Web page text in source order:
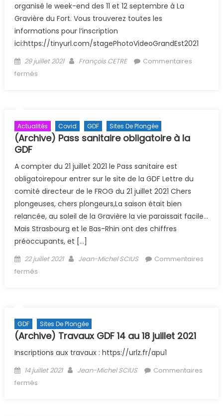
organisé le week-end des 11 et 12 septembre à La
Gravière du Fort. Vous trouverez toutes les
informations pour l’inscription
ici:https://tinyurl.com/stagePhotoVideoGrandEst2021
Posted on
29 juillet 2021 Author
François CETRE
Commentaires
fermés
Actualités Covid GDF Sites De Plongée
(Archive) Pass sanitaire obligatoire à la
GDF
A compter du 21 juillet 2021 le Pass sanitaire est
obligatoirepour entrer sur le site de la GDF Lettre du
comité directeur de le FROG du 21 juillet 2021 Chers
plongeuses, chers plongeurs,La saison était bien
relancée, au soleil de la Gravière la vie paraissait facile…
Mais Strasbourg et le Bas-Rhin ont des chiffres
préoccupants, et […]
Posted on
22 juillet 2021 Author
Jean-Michel SCIUS
Commentaires
fermés
GDF Sites De Plongée
(Archive) Travaux GDF 14 au 18 juillet 2021
Inscriptions aux travaux : https://urlz.fr/apu1
Posted on
14 juillet 2021 Author
Jean-Michel SCIUS
Commentaires
fermés